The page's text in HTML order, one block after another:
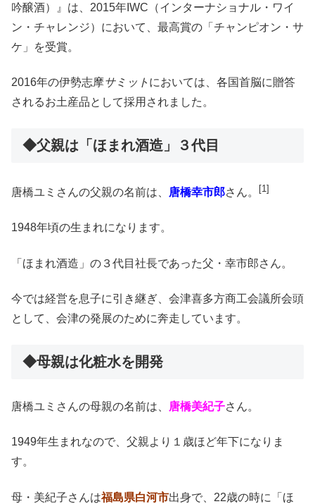
吟醸酒）』は、2015年IWC（インターナショナル・ワイ
ン・チャレンジ）において、最高賞の「チャンピオン・ サ
ケ」を受賞。
2016年の伊勢志摩サミット においては、各国首脳に贈答
されるお土産品として採用されました。
◆父親は「ほまれ酒造」３代目
唐橋ユミさんの父親の名前は、 唐橋幸市郎さん。 [1]
1948年頃の生まれになります。
「ほまれ酒造」の３代目社長であった父・幸市郎さん。
今では経営を息子に引き継ぎ、会津喜多方商工会議所会頭
として、会津の発展のために奔走しています。
◆母親は化粧水を開発
唐橋ユミさんの母親の名前は、 唐橋美紀子さん。
1949年生まれなので、父親より１歳ほど年下になりま
す。
母・美紀子さんは福島県白河市出身で、22歳の時に「ほ